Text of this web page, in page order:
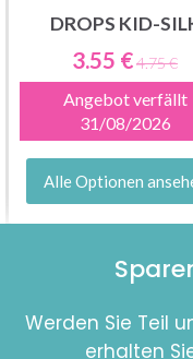
DROPS KID-
3.55 €4.75 €
Angebot verfällt
31/08/2026
Alle Optionen
Werden Sie Teil
erhalten